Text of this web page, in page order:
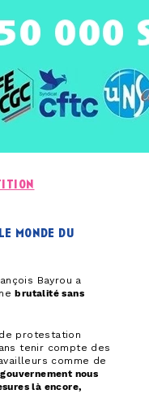
monde du
Bayrou a
brutalité sans
protestation
tenir compte des
comme de
nous
là encore,